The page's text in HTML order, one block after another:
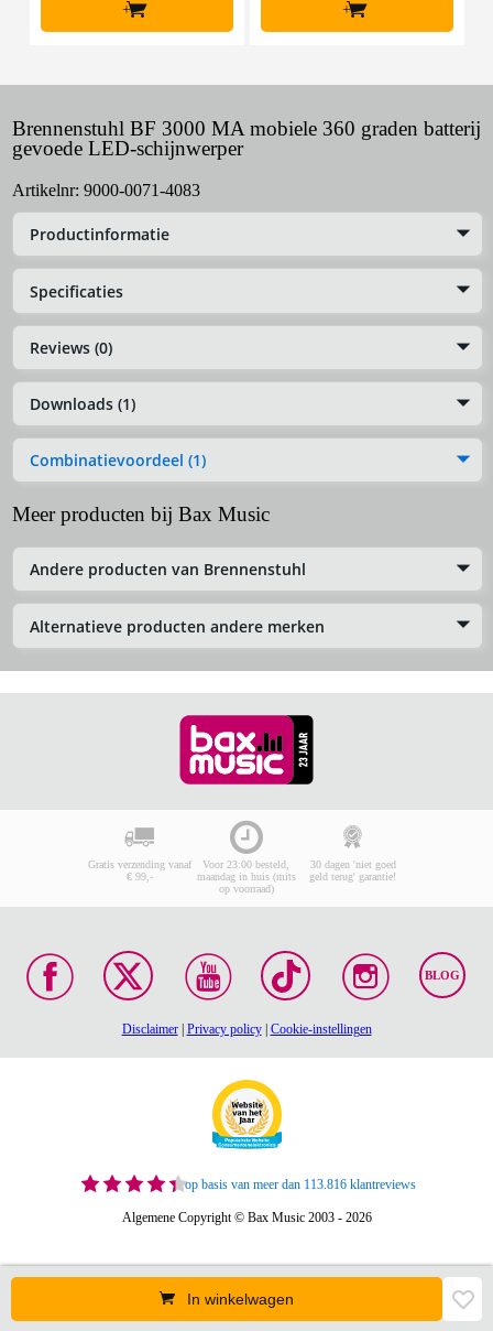
+ +
Brennenstuhl BF 3000 MA mobiele 360 graden batterij
gevoede LED-schijnwerper
Artikelnr: 9000-0071-4083
Productinformatie
Specificaties
Reviews (0)
Downloads (1)
Combinatievoordeel (1)
Meer producten bij Bax Music
Andere producten van Brennenstuhl
Alternatieve producten andere merken
In winkelwagen
Gratis verzending vanaf
€ 99,-
Voor 23:00 besteld,
maandag in huis (mits
op voorraad)
30 dagen 'niet goed
geld terug' garantie!
BLOG
Disclaimer| Privacy policy| Cookie-instellingen
op basis van meer dan 113.816 klantreviews
Algemene Copyright © Bax Music 2003 - 2026